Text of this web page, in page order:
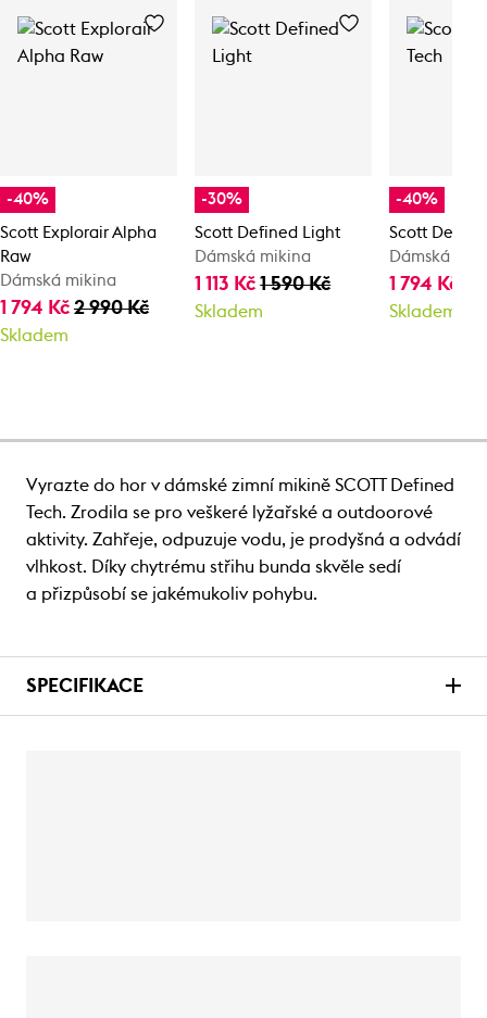
-40%
Scott Explorair Alpha
Raw
Dámská mikina
1 794 Kč 2 990 Kč
Skladem
-30%
Scott Defined Light
Dámská mikina
1 113 Kč1 590 Kč
Skladem
-40%
Scott
Dámská
1 794 Kč
Skladem
Vyrazte do hor v dámské zimní mikině SCOTT Defined
Tech. Zrodila se pro veškeré lyžařské a outdoorové
aktivity. Zahřeje, odpuzuje vodu, je prodyšná a odvádí
vlhkost. Díky chytrému střihu bunda skvěle sedí
a přizpůsobí se jakémukoliv pohybu.
SPECIFIKACE